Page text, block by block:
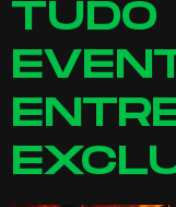
TUDO